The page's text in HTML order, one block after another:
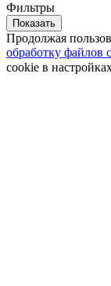
Фильтры
Показать
Продолжая
обработку файлов
cookie в